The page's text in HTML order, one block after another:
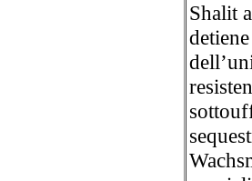
Shalit